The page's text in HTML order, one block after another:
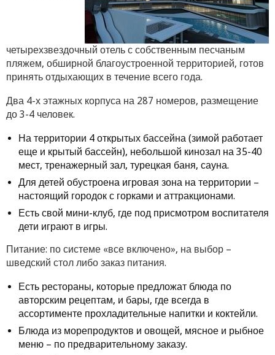
четырехзвездочный отель с собственным песчаным
пляжем, обширной благоустроенной территорией, готов
принять отдыхающих в течение всего года.
Два 4-х этажных корпуса на 287 номеров, размещение
до 3-4 человек.
На территории 4 открытых бассейна (зимой работает
еще и крытый бассейн), небольшой кинозал на 35-40
мест, тренажерный зал, турецкая баня, сауна.
Для детей обустроена игровая зона на территории –
настоящий городок с горками и аттракционами.
Есть свой мини-клуб, где под присмотром воспитателя
дети играют в игры.
Питание: по системе «все включено», на выбор –
шведский стол либо заказ питания.
Есть рестораны, которые предложат блюда по
авторским рецептам, и бары, где всегда в
ассортименте прохладительные напитки и коктейли.
Блюда из морепродуктов и овощей, мясное и рыбное
меню – по предварительному заказу.